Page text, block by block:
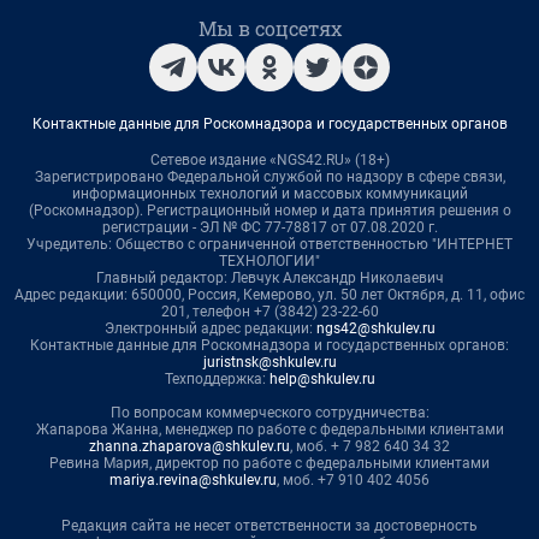
Мы в соцсетях
Контактные данные для Роскомнадзора и государственных органов
Сетевое издание «NGS42.RU» (18+)
Зарегистрировано Федеральной службой по надзору в сфере связи,
информационных технологий и массовых коммуникаций
(Роскомнадзор). Регистрационный номер и дата принятия решения о
регистрации - ЭЛ № ФС 77-78817 от 07.08.2020 г.
Учредитель: Общество с ограниченной ответственностью "ИНТЕРНЕТ
ТЕХНОЛОГИИ"
Главный редактор: Левчук Александр Николаевич
Адрес редакции: 650000, Россия, Кемерово, ул. 50 лет Октября, д. 11, офис
201, телефон +7 (3842) 23-22-60
Электронный адрес редакции: ngs42@shkulev.ru
Контактные данные для Роскомнадзора и государственных органов:
juristnsk@shkulev.ru
Техподдержка: help@shkulev.ru
По вопросам коммерческого сотрудничества:
Жапарова Жанна, менеджер по работе с федеральными клиентами
zhanna.zhaparova@shkulev.ru, моб. + 7 982 640 34 32
Ревина Мария, директор по работе с федеральными клиентами
mariya.revina@shkulev.ru, моб. +7 910 402 4056
Редакция сайта не несет ответственности за достоверность